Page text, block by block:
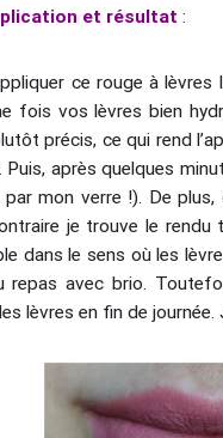
et résultat :
ce rouge à
fois vos lèvres bien
précis, ce qui rend
Puis, après quelques
par mon verre !). De
je trouve le
dans le sens où les
repas avec brio.
lèvres en fin de